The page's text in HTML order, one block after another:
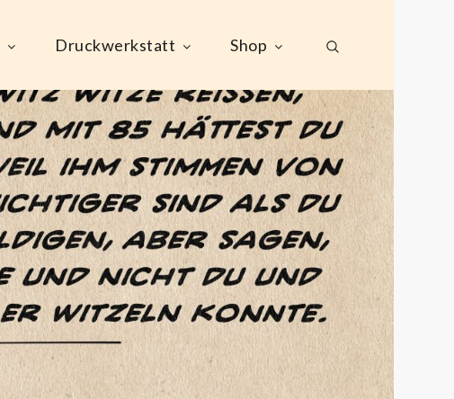
Druckwerkstatt Shop